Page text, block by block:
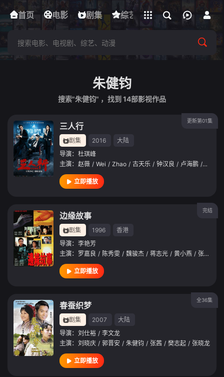
首页 电影 剧集 综艺 动漫 短剧
下载客户端
立即登录
朱健钧
搜索"朱健钧" ，找到 14部影视作品
更新第01集
三人行
剧集 2016
大陆
导演： 杜琪峰
主演： 赵薇 / Wei / Zhao / 古天乐 / 钟汉良 / 卢海鹏 / 林雪
立即播放
完结
边缘故事
剧集 1996
香港
导演： 李艳芳
主演： 罗嘉良 / 陈秀雯 / 魏骏杰 / 蒋志光 / 黄小燕 / 张慧仪
立即播放
全36集
春蚕织梦
剧集 2007
大陆
导演： 刘仕裕 / 李文龙
主演： 刘晓庆 / 郭晋安 / 朱健钧 / 张茜 / 樊志起 / 张晓龙
立即播放